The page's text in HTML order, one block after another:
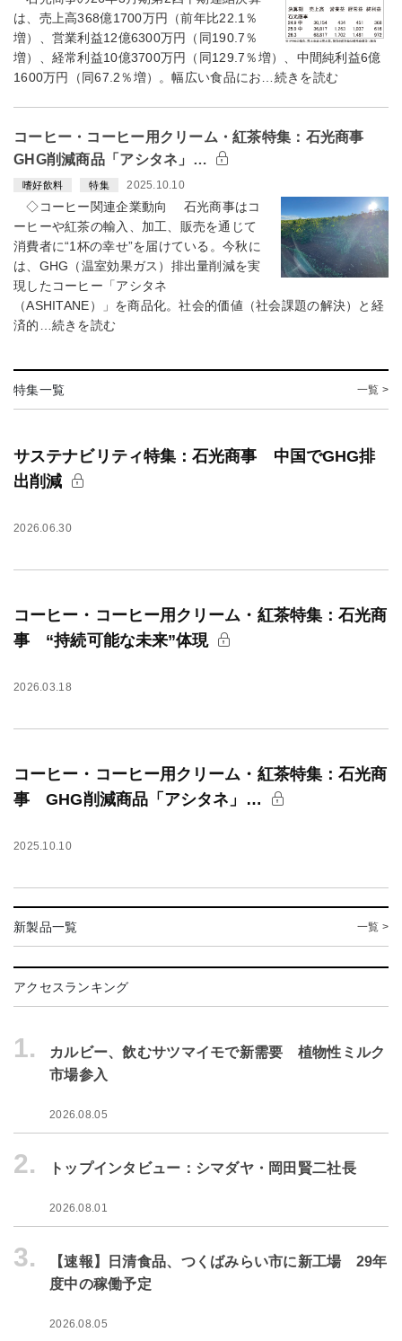
は、売上高368億1700万円（前年比22.1％
増）、営業利益12億6300万円（同190.7％
増）、経常利益10億3700万円（同129.7％増）、中間純利益6億
1600万円（同67.2％増）。幅広い食品にお…続きを読む
コーヒー・コーヒー用クリーム・紅茶特集：石光商事
GHG削減商品「アシタネ」…
嗜好飲料 特集 2025.10.10
◇コーヒー関連企業動向 石光商事はコ
ーヒーや紅茶の輸入、加工、販売を通じて
消費者に“1杯の幸せ”を届けている。今秋に
は、GHG（温室効果ガス）排出量削減を実
現したコーヒー「アシタネ
（ASHITANE）」を商品化。社会的価値（社会課題の解決）と経
済的…続きを読む
特集一覧 一覧 >
サステナビリティ特集：石光商事 中国でGHG排
出削減
2026.06.30
コーヒー・コーヒー用クリーム・紅茶特集：石光商
事 “持続可能な未来”体現
2026.03.18
コーヒー・コーヒー用クリーム・紅茶特集：石光商
事 GHG削減商品「アシタネ」…
2025.10.10
新製品一覧 一覧 >
アクセスランキング
1.
カルビー、飲むサツマイモで新需要 植物性ミルク
市場参入
2026.08.05
2. トップインタビュー：シマダヤ・岡田賢二社長
2026.08.01
3.
【速報】日清食品、つくばみらい市に新工場 29年
度中の稼働予定
2026.08.05